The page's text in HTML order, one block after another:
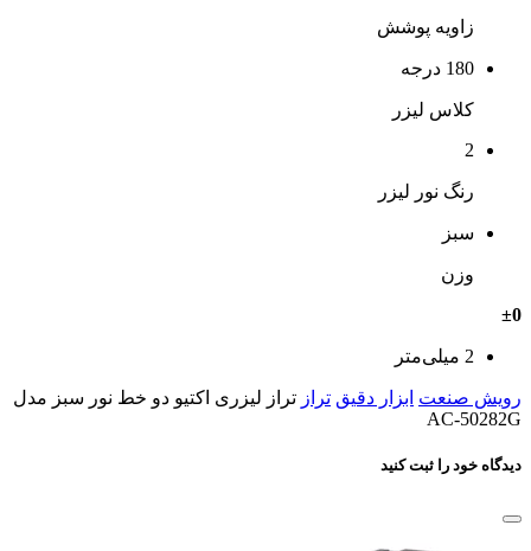
زاویه پوشش
180 درجه
کلاس لیزر
2
رنگ نور لیزر
سبز
وزن
±0
2 میلی‌متر
رویش صنعت ابزار دقیق تراز تراز لیزری اکتیو دو خط نور سبز مدل
AC-50282G
دیدگاه خود را ثبت کنید